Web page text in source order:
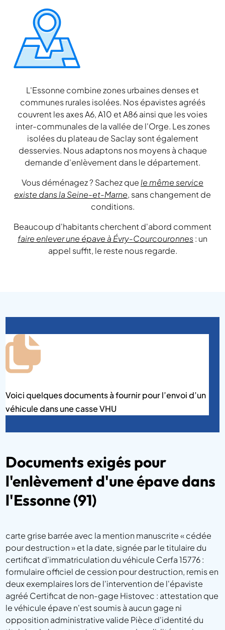
L'Essonne combine zones urbaines denses et
communes rurales isolées. Nos épavistes agréés
couvrent les axes A6, A10 et A86 ainsi que les voies
inter-communales de la vallée de l'Orge. Les zones
isolées du plateau de Saclay sont également
desservies. Nous adaptons nos moyens à chaque
demande d'enlèvement dans le département.
Vous déménagez ? Sachez que le même service
existe dans la Seine-et-Marne, sans changement de
conditions.
Beaucoup d'habitants cherchent d'abord comment
faire enlever une épave à Évry-Courcouronnes : un
appel suffit, le reste nous regarde.
Documents exigés pour
l'enlèvement d'une épave dans
l'Essonne (91)
carte grise barrée avec la mention manuscrite « cédée
pour destruction » et la date, signée par le titulaire du
certificat d'immatriculation du véhicule Cerfa 15776 :
formulaire officiel de cession pour destruction, remis en
deux exemplaires lors de l'intervention de l'épaviste
agréé Certificat de non-gage Histovec : attestation que
le véhicule épave n'est soumis à aucun gage ni
opposition administrative valide Pièce d'identité du
Voici quelques documents à fournir pour l’envoi d’un
véhicule dans une casse VHU